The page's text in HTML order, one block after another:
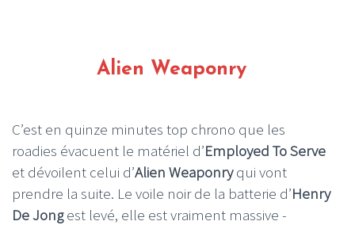
Alien Weaponry
C’est en quinze minutes top chrono que les
roadies évacuent le matériel d’Employed To Serve
et dévoilent celui d’Alien Weaponryqui vont
prendre la suite. Le voile noir de la batterie d’Henry
De Jongest levé, elle est vraiment massive -